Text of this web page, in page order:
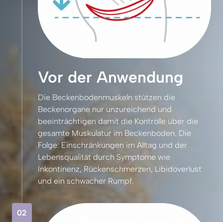
Vor der Anwendung
Die Beckenbodenmuskeln stützen
Beckenorgane nur unzureichend
beeinträchtigen damit die Kontrolle über
gesamte Muskulatur im Beckenboden.
Folge: Einschränkungen im Alltag und
Lebensqualität durch Symptome
Inkontinenz, Rückenschmerzen,
und ein schwacher Rumpf.
02